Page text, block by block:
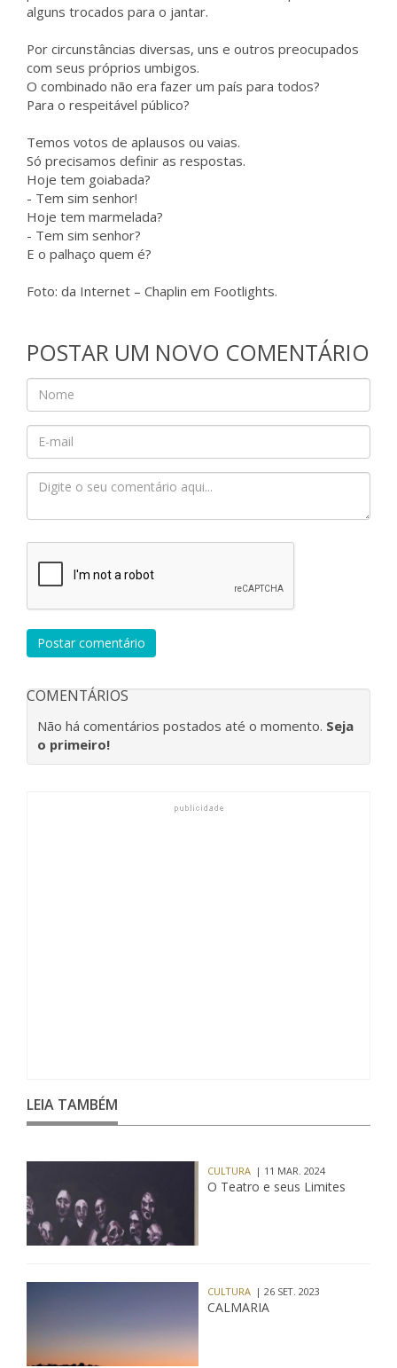
alguns trocados para o jantar.
Por circunstâncias diversas, uns e outros preocupados
com seus próprios umbigos.
O combinado não era fazer um país para todos?
Para o respeitável público?
Temos votos de aplausos ou vaias.
Só precisamos definir as respostas.
Hoje tem goiabada?
- Tem sim senhor!
Hoje tem marmelada?
- Tem sim senhor?
E o palhaço quem é?
Foto: da Internet – Chaplin em Footlights.
POSTAR UM NOVO COMENTÁRIO
Postar comentário
COMENTÁRIOS
Não há comentários postados até o momento. Seja
o primeiro!
LEIA TAMBÉM
CULTURA | 11 MAR. 2024
O Teatro e seus Limites
CULTURA | 26 SET. 2023
CALMARIA